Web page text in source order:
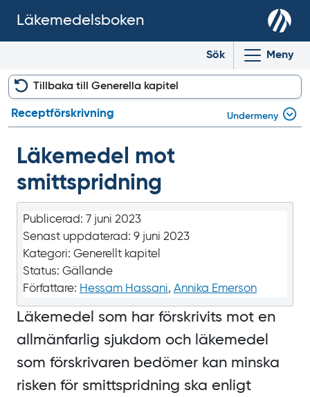
Läkemedelsboken
Sök Meny
Läkemedel mot
smittspridning
Publicerad: 7 juni 2023
Senast uppdaterad: 9 juni 2023
Kategori: Generellt kapitel
Status: Gällande
Författare: Hessam Hassani, Annika Emerson
Läkemedel som har förskrivits mot en
allmänfarlig sjukdom och läkemedel
som förskrivaren bedömer kan minska
risken för smittspridning ska enligt
Tillbaka till Generella kapitel
Receptförskrivning Undermeny